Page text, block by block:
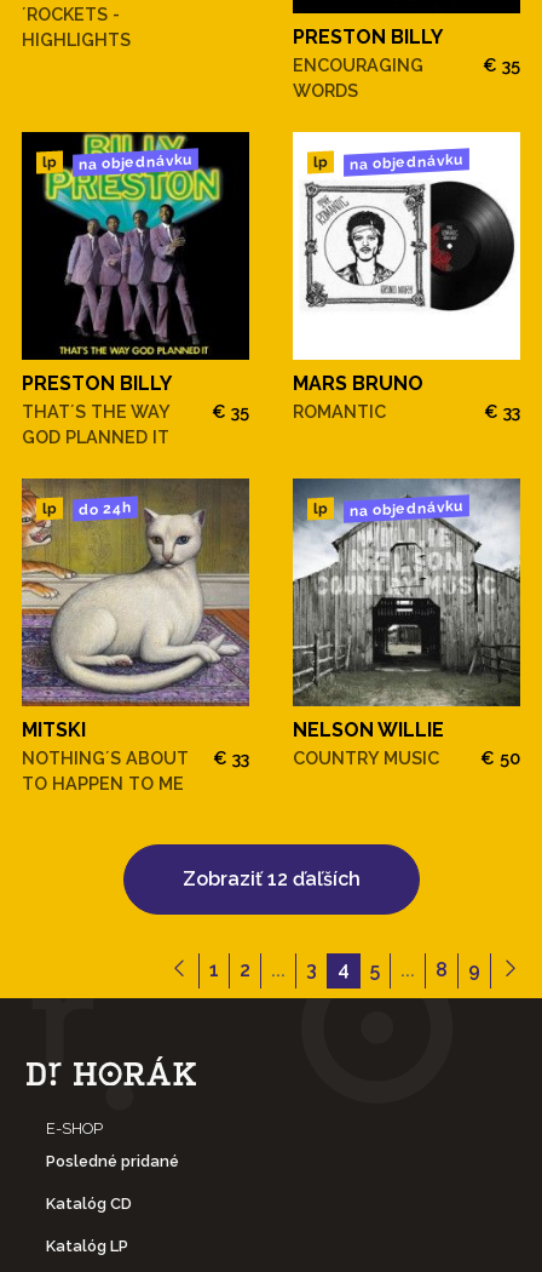
´ROCKETS -
HIGHLIGHTS
PRESTON BILLY
ENCOURAGING
WORDS
€ 35
lp na objednávku
PRESTON BILLY
THAT´S THE WAY
GOD PLANNED IT
€ 35
lp na objednávku
MARS BRUNO
ROMANTIC € 33
lp do 24h
MITSKI
NOTHING´S ABOUT
TO HAPPEN TO ME
€ 33
lp na objednávku
NELSON WILLIE
COUNTRY MUSIC € 50
Zobraziť 12 ďaľších
1 2 ... 3 4 5 ... 8 9
E-SHOP
Posledné pridané
Katalóg CD
Katalóg LP